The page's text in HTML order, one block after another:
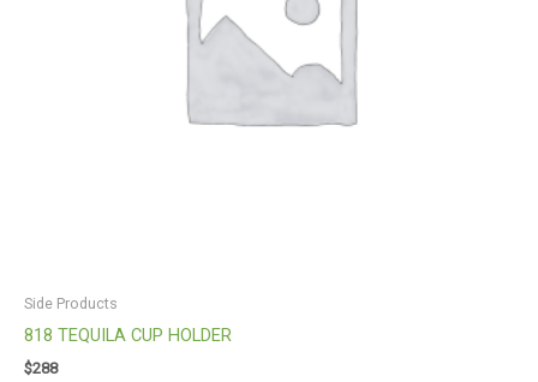
Side Products
818 TEQUILA CUP HOLDER
$288